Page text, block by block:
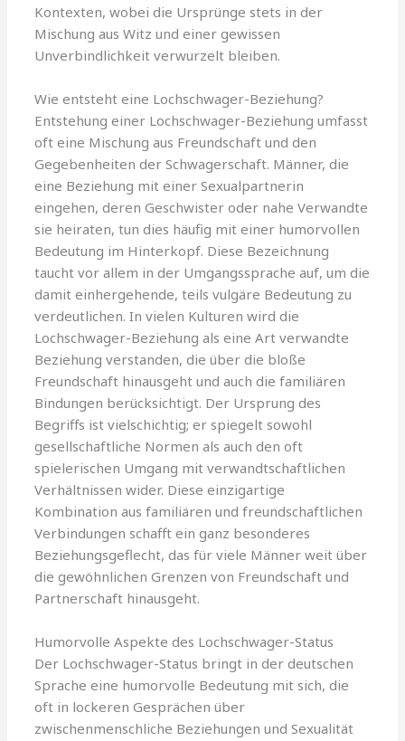
Kontexten, wobei die Ursprünge stets in der
Mischung aus Witz und einer gewissen
Unverbindlichkeit verwurzelt bleiben.
Wie entsteht eine Lochschwager-Beziehung?
Entstehung einer Lochschwager-Beziehung umfasst
oft eine Mischung aus Freundschaft und den
Gegebenheiten der Schwagerschaft. Männer, die
eine Beziehung mit einer Sexualpartnerin
eingehen, deren Geschwister oder nahe Verwandte
sie heiraten, tun dies häufig mit einer humorvollen
Bedeutung im Hinterkopf. Diese Bezeichnung
taucht vor allem in der Umgangssprache auf, um die
damit einhergehende, teils vulgäre Bedeutung zu
verdeutlichen. In vielen Kulturen wird die
Lochschwager-Beziehung als eine Art verwandte
Beziehung verstanden, die über die bloße
Freundschaft hinausgeht und auch die familiären
Bindungen berücksichtigt. Der Ursprung des
Begriffs ist vielschichtig; er spiegelt sowohl
gesellschaftliche Normen als auch den oft
spielerischen Umgang mit verwandtschaftlichen
Verhältnissen wider. Diese einzigartige
Kombination aus familiären und freundschaftlichen
Verbindungen schafft ein ganz besonderes
Beziehungsgeflecht, das für viele Männer weit über
die gewöhnlichen Grenzen von Freundschaft und
Partnerschaft hinausgeht.
Humorvolle Aspekte des Lochschwager-Status
Der Lochschwager-Status bringt in der deutschen
Sprache eine humorvolle Bedeutung mit sich, die
oft in lockeren Gesprächen über
zwischenmenschliche Beziehungen und Sexualität